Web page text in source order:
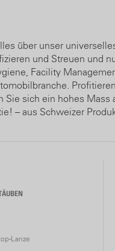
über unser
und Streuen und
Facility
sich ein hohes Mass
– aus Schweizer
Lanze